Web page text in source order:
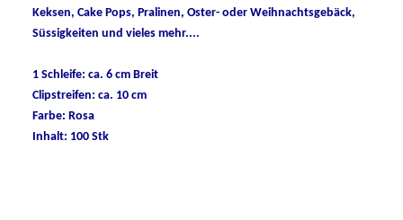
Keksen, Cake Pops, Pralinen, Oster- oder Weihnachtsgebäck,
Süssigkeiten und vieles mehr....
1 Schleife: ca. 6 cm Breit
Clipstreifen: ca. 10 cm
Farbe: Rosa
Inhalt: 100 Stk